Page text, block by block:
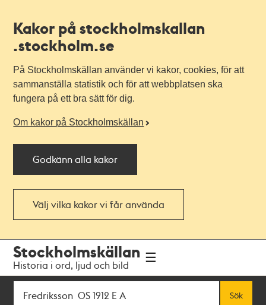
Kakor på stockholmskallan
.stockholm.se
På Stockholmskällan använder vi kakor, cookies, för att
sammanställa statistik och för att webbplatsen ska
fungera på ett bra sätt för dig.
Om kakor på Stockholmskällan
Godkänn alla kakor
Välj vilka kakor vi får använda
navigationen
huvudinnehållet
Stockholmskällan
Historia i ord, ljud och bild
Sök
Sök